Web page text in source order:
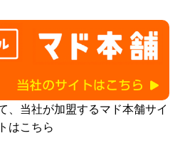
、当社が加盟するマド本舗サイ
トはこちら